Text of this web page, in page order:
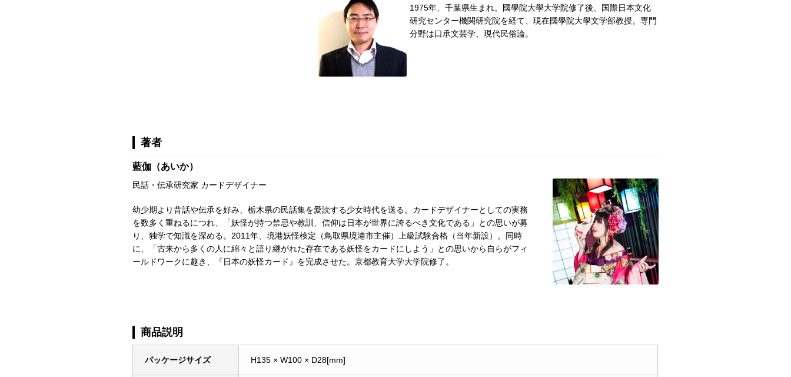
1975年、千葉県生まれ。國學院大學大学院修了後、国際日本文化
研究センター機関研究院を経て、現在國學院大學文学部教授。専門
分野は口承文芸学、現代民俗論。
著者
藍伽（あいか）
民話・伝承研究家 カードデザイナー
幼少期より昔話や伝承を好み、栃木県の民話集を愛読する少女時代を送る。カードデザイナーとしての実務
を数多く重ねるにつれ、「妖怪が持つ禁忌や教訓、信仰は日本が世界に誇るべき文化である」との思いが募
り、独学で知識を深める。2011年、境港妖怪検定（鳥取県境港市主催）上級試験合格（当年新設）。同時
に、「古来から多くの人に綿々と語り継がれた存在である妖怪をカードにしよう」との思いから自らがフィ
ールドワークに趣き、『日本の妖怪カード』を完成させた。京都教育大学大学院修了。
商品説明
パッケージサイズ H135 × W100 × D28[mm]